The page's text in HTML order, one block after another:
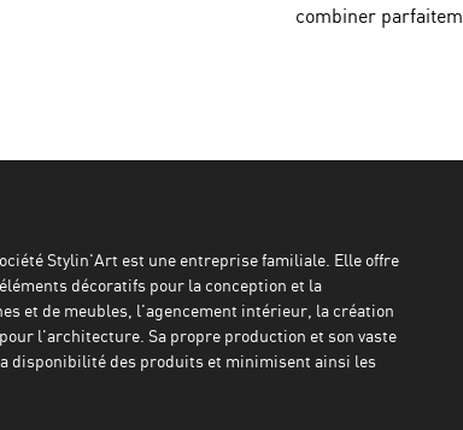
combiner
Stylin'Art est une entreprise familiale. Elle offre
décoratifs pour la conception et la
et de meubles, l'agencement intérieur, la création
l'architecture. Sa propre production et son vaste
disponibilité des produits et minimisent ainsi les